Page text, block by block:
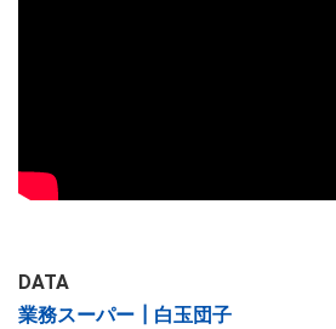
DATA
業務スーパー┃白玉団子